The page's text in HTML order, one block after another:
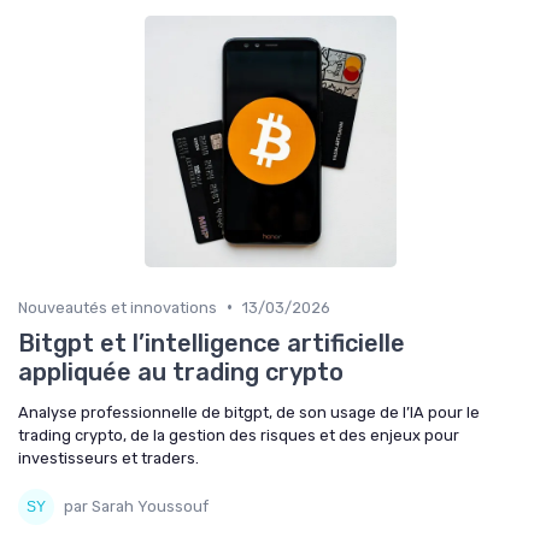
Nouveautés et innovations • 13/03/2026
Bitgpt et l’intelligence artificielle
appliquée au trading crypto
Analyse professionnelle de bitgpt, de son usage de l’IA pour le
trading crypto, de la gestion des risques et des enjeux pour
investisseurs et traders.
par Sarah Youssouf